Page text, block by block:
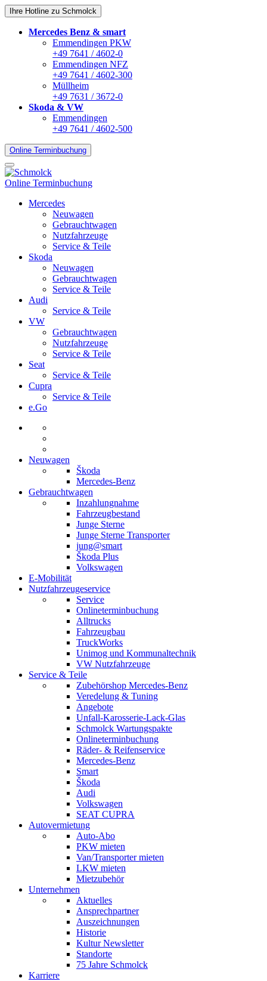
Ihre Hotline zu Schmolck
Mercedes Benz & smart
Emmendingen PKW
+49 7641 / 4602-0
Emmendingen NFZ
+49 7641 / 4602-300
Müllheim
+49 7631 / 3672-0
Skoda & VW
Emmendingen
+49 7641 / 4602-500
Online Terminbuchung
Online Terminbuchung
Mercedes
Neuwagen
Gebrauchtwagen
Nutzfahrzeuge
Service & Teile
Skoda
Neuwagen
Gebrauchtwagen
Service & Teile
Audi
Service & Teile
VW
Gebrauchtwagen
Nutzfahrzeuge
Service & Teile
Seat
Service & Teile
Cupra
Service & Teile
e.Go
Neuwagen
Škoda
Mercedes-Benz
Gebrauchtwagen
Inzahlungnahme
Fahrzeugbestand
Junge Sterne
Junge Sterne Transporter
jung@smart
Škoda Plus
Volkswagen
E-Mobilität
Nutzfahrzeugeservice
Service
Onlineterminbuchung
Alltrucks
Fahrzeugbau
TruckWorks
Unimog und Kommunaltechnik
VW Nutzfahrzeuge
Service & Teile
Zubehörshop Mercedes-Benz
Veredelung & Tuning
Angebote
Unfall-Karosserie-Lack-Glas
Schmolck Wartungspakte
Onlineterminbuchung
Räder- & Reifenservice
Mercedes-Benz
Smart
Škoda
Audi
Volkswagen
SEAT CUPRA
Autovermietung
Auto-Abo
PKW mieten
Van/Transporter mieten
LKW mieten
Mietzubehör
Unternehmen
Aktuelles
Ansprechpartner
Auszeichnungen
Historie
Kultur Newsletter
Standorte
75 Jahre Schmolck
Karriere